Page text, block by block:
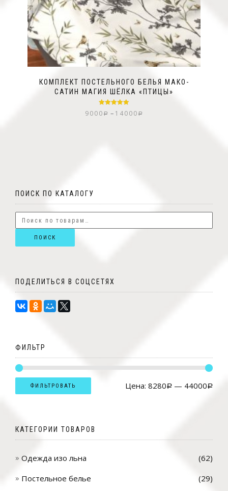
КОМПЛЕКТ ПОСТЕЛЬНОГО БЕЛЬЯ МАКО-
САТИН МАГИЯ ШЁЛКА «ПТИЦЫ»
Оценка
5.00
из 5
9000 Р – 14000 Р
ПОИСК ПО КАТАЛОГУ
ПОИСК
ПОДЕЛИТЬСЯ В СОЦСЕТЯХ
ФИЛЬТР
ФИЛЬТРОВАТЬ Цена: 8280Р — 44000Р
КАТЕГОРИИ ТОВАРОВ
Одежда изо льна (62)
Постельное белье (29)